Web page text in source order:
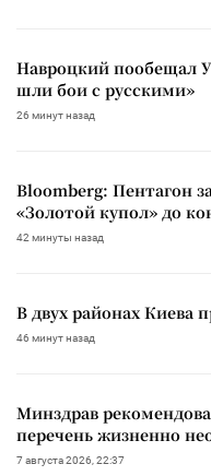
Навроцкий пообещал
шли бои с русскими»
26 минут назад
Bloomberg: Пентагон
«Золотой купол» до
42 минуты назад
В двух районах Киева
46 минут назад
Минздрав
перечень жизненно
7 августа 2026, 22:37